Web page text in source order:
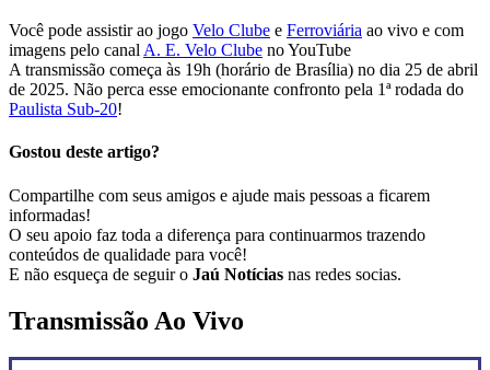
Você pode assistir ao jogo Velo Clube e Ferroviária ao vivo e com
imagens pelo canal A. E. Velo Clube no YouTube
A transmissão começa às 19h (horário de Brasília) no dia 25 de abril
de 2025. Não perca esse emocionante confronto pela 1ª rodada do
Paulista Sub-20!
Gostou deste artigo?
Compartilhe com seus amigos e ajude mais pessoas a ficarem
informadas!
O seu apoio faz toda a diferença para continuarmos trazendo
conteúdos de qualidade para você!
E não esqueça de seguir o Jaú Notícias nas redes socias.
Transmissão Ao Vivo